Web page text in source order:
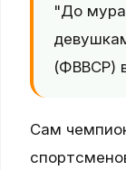
"До
(ФВВСР)
Сам